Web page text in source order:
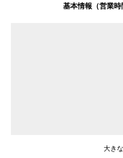
基本情報（営業時
大き